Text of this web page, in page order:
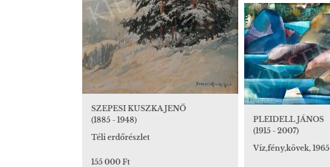
SZEPESI KUSZKA JENŐ
(1885 - 1948)
Téli erdőrészlet
155 000 Ft
PLEIDELL JÁNOS
(1915 - 2007)
Víz,fény,kövek, 1965